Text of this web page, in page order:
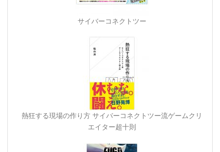
サイバーコネクトツー
熱狂する現場の作り方 サイバーコネクトツー流ゲームクリ
エイター超十則